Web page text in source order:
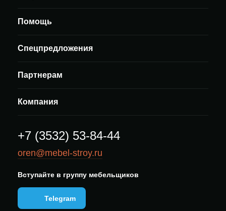
Помощь
Спецпредложения
Партнерам
Компания
+7 (3532) 53-84-44
oren@mebel-stroy.ru
Вступайте в группу мебельщиков
Telegram